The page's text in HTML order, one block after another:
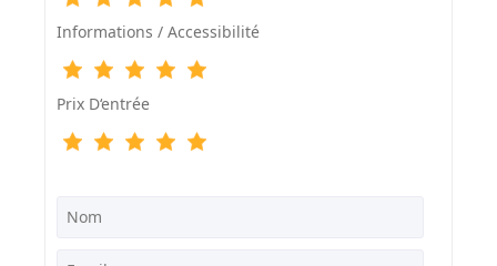
Informations / Accessibilité
Prix D‘entrée